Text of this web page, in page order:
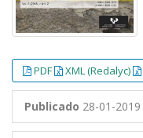
PDF XML (Redalyc)
Publicado 28-01-2019